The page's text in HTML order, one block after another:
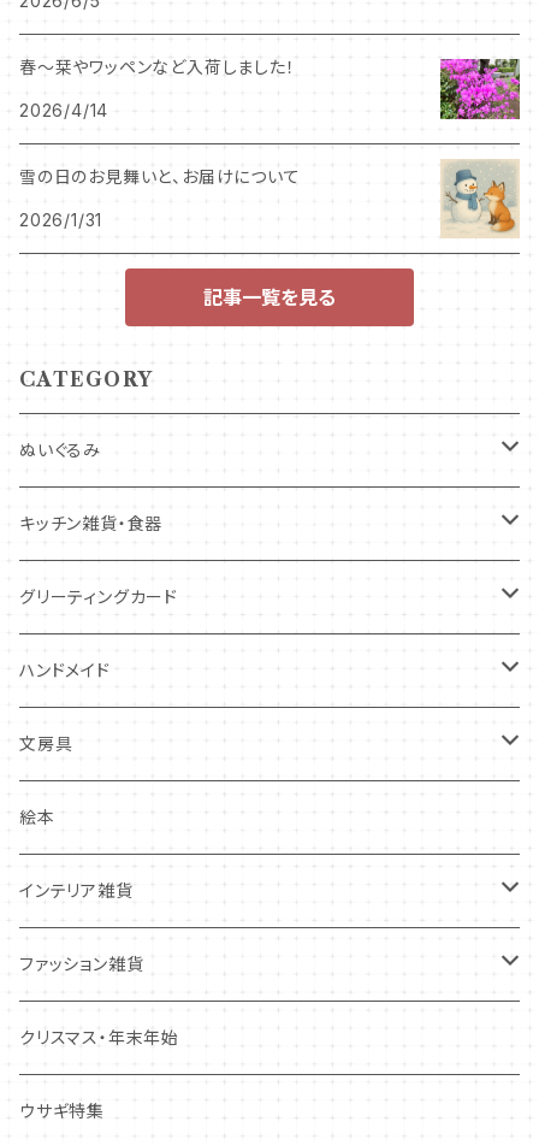
春～栞やワッペンなど入荷しました！
2026/4/14
雪の日のお見舞いと、お届けについて
2026/1/31
記事一覧を見る
CATEGORY
ぬいぐるみ
キツネ
犬
その他
キッチン雑貨・食器
コースター・布製品
食器
その他
グリーティングカード
バースデーカード
多目的カード
クリスマス・冬の季節
ポストカード
ハンドメイド
ニードルフエルト
ワッペン
抜型、シリコンモールド
その他
文房具
ノート・メモ・付箋
レターセット
マステ・ステッカー等
しおり・ブックマーク
その他
絵本
インテリア雑貨
置物
布製品・ドイリー
マグネット
ファッション雑貨
キーホルダー・バッグチャーム
アクセサリー
クリスマス・年末年始
ウサギ特集